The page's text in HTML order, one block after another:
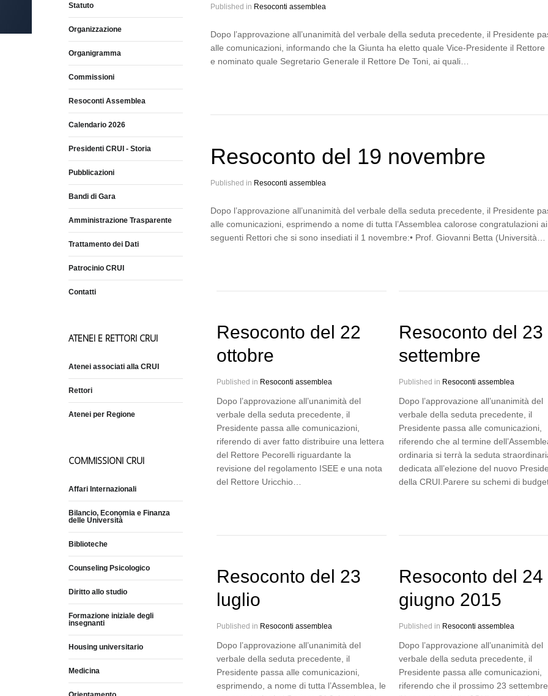
Published in Resoconti assemblea
Dopo l’approvazione all’unanimità del verbale della seduta precedente, il Presidente
alle comunicazioni, informando che la Giunta ha eletto quale Vice-Presidente il Rettore
e nominato quale Segretario Generale il Rettore De Toni, ai quali…
Resoconto del 19 novembre
Published in Resoconti assemblea
Dopo l’approvazione all’unanimità del verbale della seduta precedente, il Presidente
alle comunicazioni, esprimendo a nome di tutta l’Assemblea calorose congratulazioni ai
seguenti Rettori che si sono insediati il 1 novembre:• Prof. Giovanni Betta (Università…
Resoconto del 22
ottobre
Published in Resoconti assemblea
Dopo l’approvazione all’unanimità del
verbale della seduta precedente, il
Presidente passa alle comunicazioni,
riferendo di aver fatto distribuire una lettera
del Rettore Pecorelli riguardante la
revisione del regolamento ISEE e una nota
del Rettore Uricchio…
Resoconto del 23
settembre
Published in Resoconti assemblea
Dopo l’approvazione all’unanimità del
verbale della seduta precedente, il
Presidente passa alle comunicazioni,
riferendo che al termine
ordinaria si terrà la seduta
dedicata all’elezione del nuovo
della CRUI.Parere su schemi di
Resoconto del 23
luglio
Published in Resoconti assemblea
Dopo l’approvazione all’unanimità del
verbale della seduta precedente, il
Presidente passa alle comunicazioni,
esprimendo, a nome di tutta l’Assemblea, le
Resoconto del 24
giugno 2015
Published in Resoconti assemblea
Dopo l’approvazione all’unanimità del
verbale della seduta precedente, il
Presidente passa alle comunicazioni,
riferendo che il prossimo 23 settembre
Statuto
Organizzazione
Organigramma
Commissioni
Resoconti Assemblea
Calendario 2026
Presidenti CRUI - Storia
Pubblicazioni
Bandi di Gara
Amministrazione Trasparente
Trattamento dei Dati
Patrocinio CRUI
Contatti
ATENEI E RETTORI CRUI
Atenei associati alla CRUI
Rettori
Atenei per Regione
COMMISSIONI CRUI
Affari Internazionali
Bilancio, Economia e Finanza
delle Università
Biblioteche
Counseling Psicologico
Diritto allo studio
Formazione iniziale degli
insegnanti
Housing universitario
Medicina